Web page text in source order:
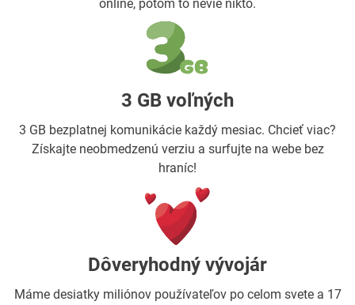
online, potom to nevie nikto.
3 GB voľných
3 GB bezplatnej komunikácie každý mesiac. Chcieť viac?
Získajte neobmedzenú verziu a surfujte na webe bez
hraníc!
Dôveryhodný vývojár
Máme desiatky miliónov používateľov po celom svete a 17